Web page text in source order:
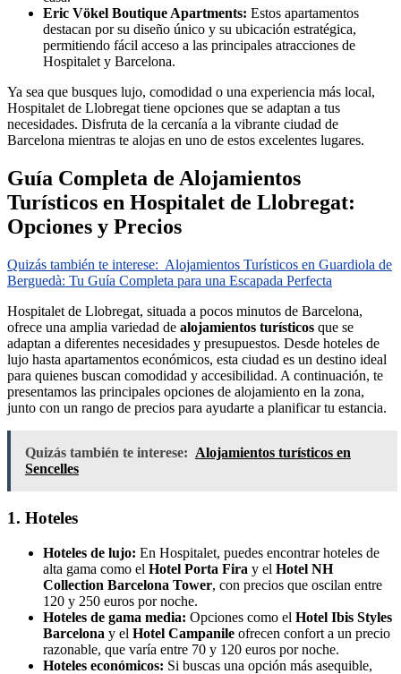
Eric Vökel Boutique Apartments: Estos apartamentos
destacan por su diseño único y su ubicación estratégica,
permitiendo fácil acceso a las principales atracciones de
Hospitalet y Barcelona.
Ya sea que busques lujo, comodidad o una experiencia más local,
Hospitalet de Llobregat tiene opciones que se adaptan a tus
necesidades. Disfruta de la cercanía a la vibrante ciudad de
Barcelona mientras te alojas en uno de estos excelentes lugares.
Guía Completa de Alojamientos
Turísticos en Hospitalet de Llobregat:
Opciones y Precios
Quizás también te interese: Alojamientos Turísticos en Guardiola de
Berguedà: Tu Guía Completa para una Escapada Perfecta
Hospitalet de Llobregat, situada a pocos minutos de Barcelona,
ofrece una amplia variedad de alojamientos turísticos que se
adaptan a diferentes necesidades y presupuestos. Desde hoteles de
lujo hasta apartamentos económicos, esta ciudad es un destino ideal
para quienes buscan comodidad y accesibilidad. A continuación, te
presentamos las principales opciones de alojamiento en la zona,
junto con un rango de precios para ayudarte a planificar tu estancia.
Quizás también te interese: Alojamientos turísticos en
Sencelles
1. Hoteles
Hoteles de lujo: En Hospitalet, puedes encontrar hoteles de
alta gama como el Hotel Porta Fira y el Hotel NH
Collection Barcelona Tower, con precios que oscilan entre
120 y 250 euros por noche.
Hoteles de gama media: Opciones como el Hotel Ibis Styles
Barcelona y el Hotel Campanile ofrecen confort a un precio
razonable, que varía entre 70 y 120 euros por noche.
Hoteles económicos: Si buscas una opción más asequible,